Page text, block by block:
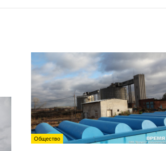
Общество